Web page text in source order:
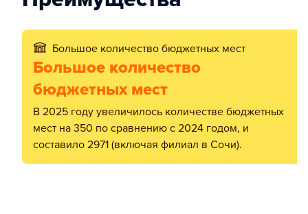
Большое количество бюджетных мест
Большое количество
бюджетных мест
В 2025 году увеличилось количестве бюджетных
мест на 350 по сравнению с 2024 годом, и
составило 2971 (включая филиал в Сочи).